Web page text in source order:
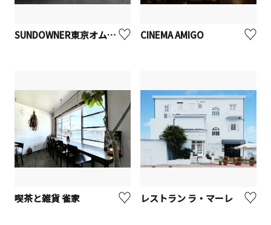
SUNDOWNER東京オムレツ CINEMA AMIGO
喫茶と雑貨 雀家 レストラン ラ・マーレ